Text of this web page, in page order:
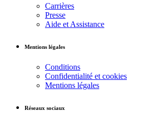
Carrières
Presse
Aide et Assistance
Mentions légales
Conditions
Confidentialité et cookies
Mentions légales
Réseaux sociaux